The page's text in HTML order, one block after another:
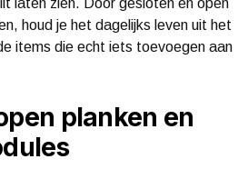
houd je het dagelijks leven uit het
items die echt iets toevoegen aan
planken en